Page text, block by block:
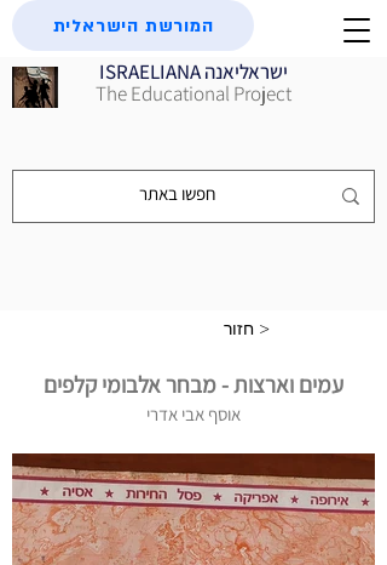
ISRAELIANA ישראליאנה
The Educational Project
המורשת הישראלית
חזור >
עמים וארצות - מבחר אלבומי קלפים
אוסף אבי אדרי